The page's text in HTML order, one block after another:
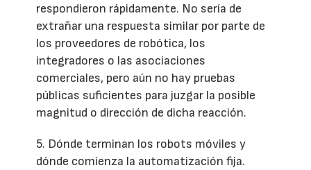
respondieron rápidamente. No sería de
extrañar una respuesta similar por parte de
los proveedores de robótica, los
integradores o las asociaciones
comerciales, pero aún no hay pruebas
públicas suficientes para juzgar la posible
magnitud o dirección de dicha reacción.
5. Dónde terminan los robots móviles y
dónde comienza la automatización fija.